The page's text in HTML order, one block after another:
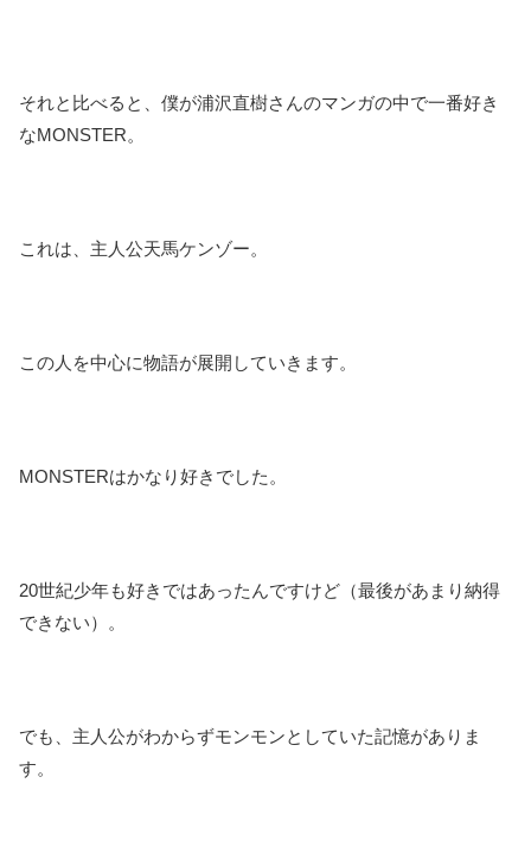
それと比べると、僕が浦沢直樹さんのマンガの中で一番好き
なMONSTER。
これは、主人公天馬ケンゾー。
この人を中心に物語が展開していきます。
MONSTERはかなり好きでした。
20世紀少年も好きではあったんですけど（最後があまり納得
できない）。
でも、主人公がわからずモンモンとしていた記憶がありま
す。